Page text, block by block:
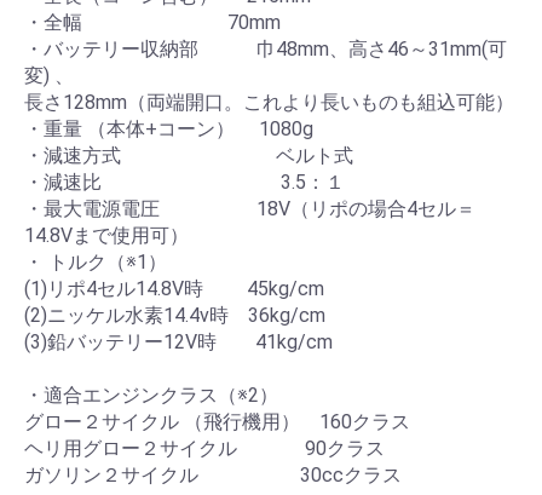
・全幅 70mm
・バッテリー収納部 巾48mm、高さ46～31mm(可
変) 、
長さ128mm（両端開口。これより長いものも組込可能）
・重量 （本体+コーン） 1080g
・減速方式 ベルト式
・減速比 3.5：１
・最大電源電圧 18V（リポの場合4セル＝
14.8Vまで使用可）
・ トルク（※1）
(1)リポ4セル14.8V時 45kg/cm
(2)ニッケル水素14.4v時 36kg/cm
(3)鉛バッテリー12V時 41kg/cm
・適合エンジンクラス（※2）
グロー２サイクル （飛行機用） 160クラス
ヘリ用グロー２サイクル 90クラス
ガソリン２サイクル 30ccクラス